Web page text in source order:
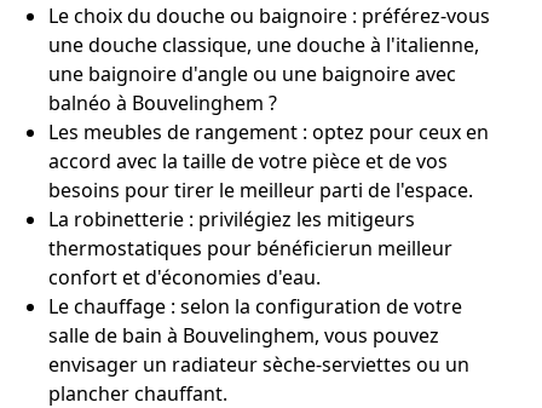
Le choix du douche ou baignoire : préférez-vous
une douche classique, une douche à l'italienne,
une baignoire d'angle ou une baignoire avec
balnéo à Bouvelinghem ?
Les meubles de rangement : optez pour ceux en
accord avec la taille de votre pièce et de vos
besoins pour tirer le meilleur parti de l'espace.
La robinetterie : privilégiez les mitigeurs
thermostatiques pour bénéficierun meilleur
confort et d'économies d'eau.
Le chauffage : selon la configuration de votre
salle de bain à Bouvelinghem, vous pouvez
envisager un radiateur sèche-serviettes ou un
plancher chauffant.